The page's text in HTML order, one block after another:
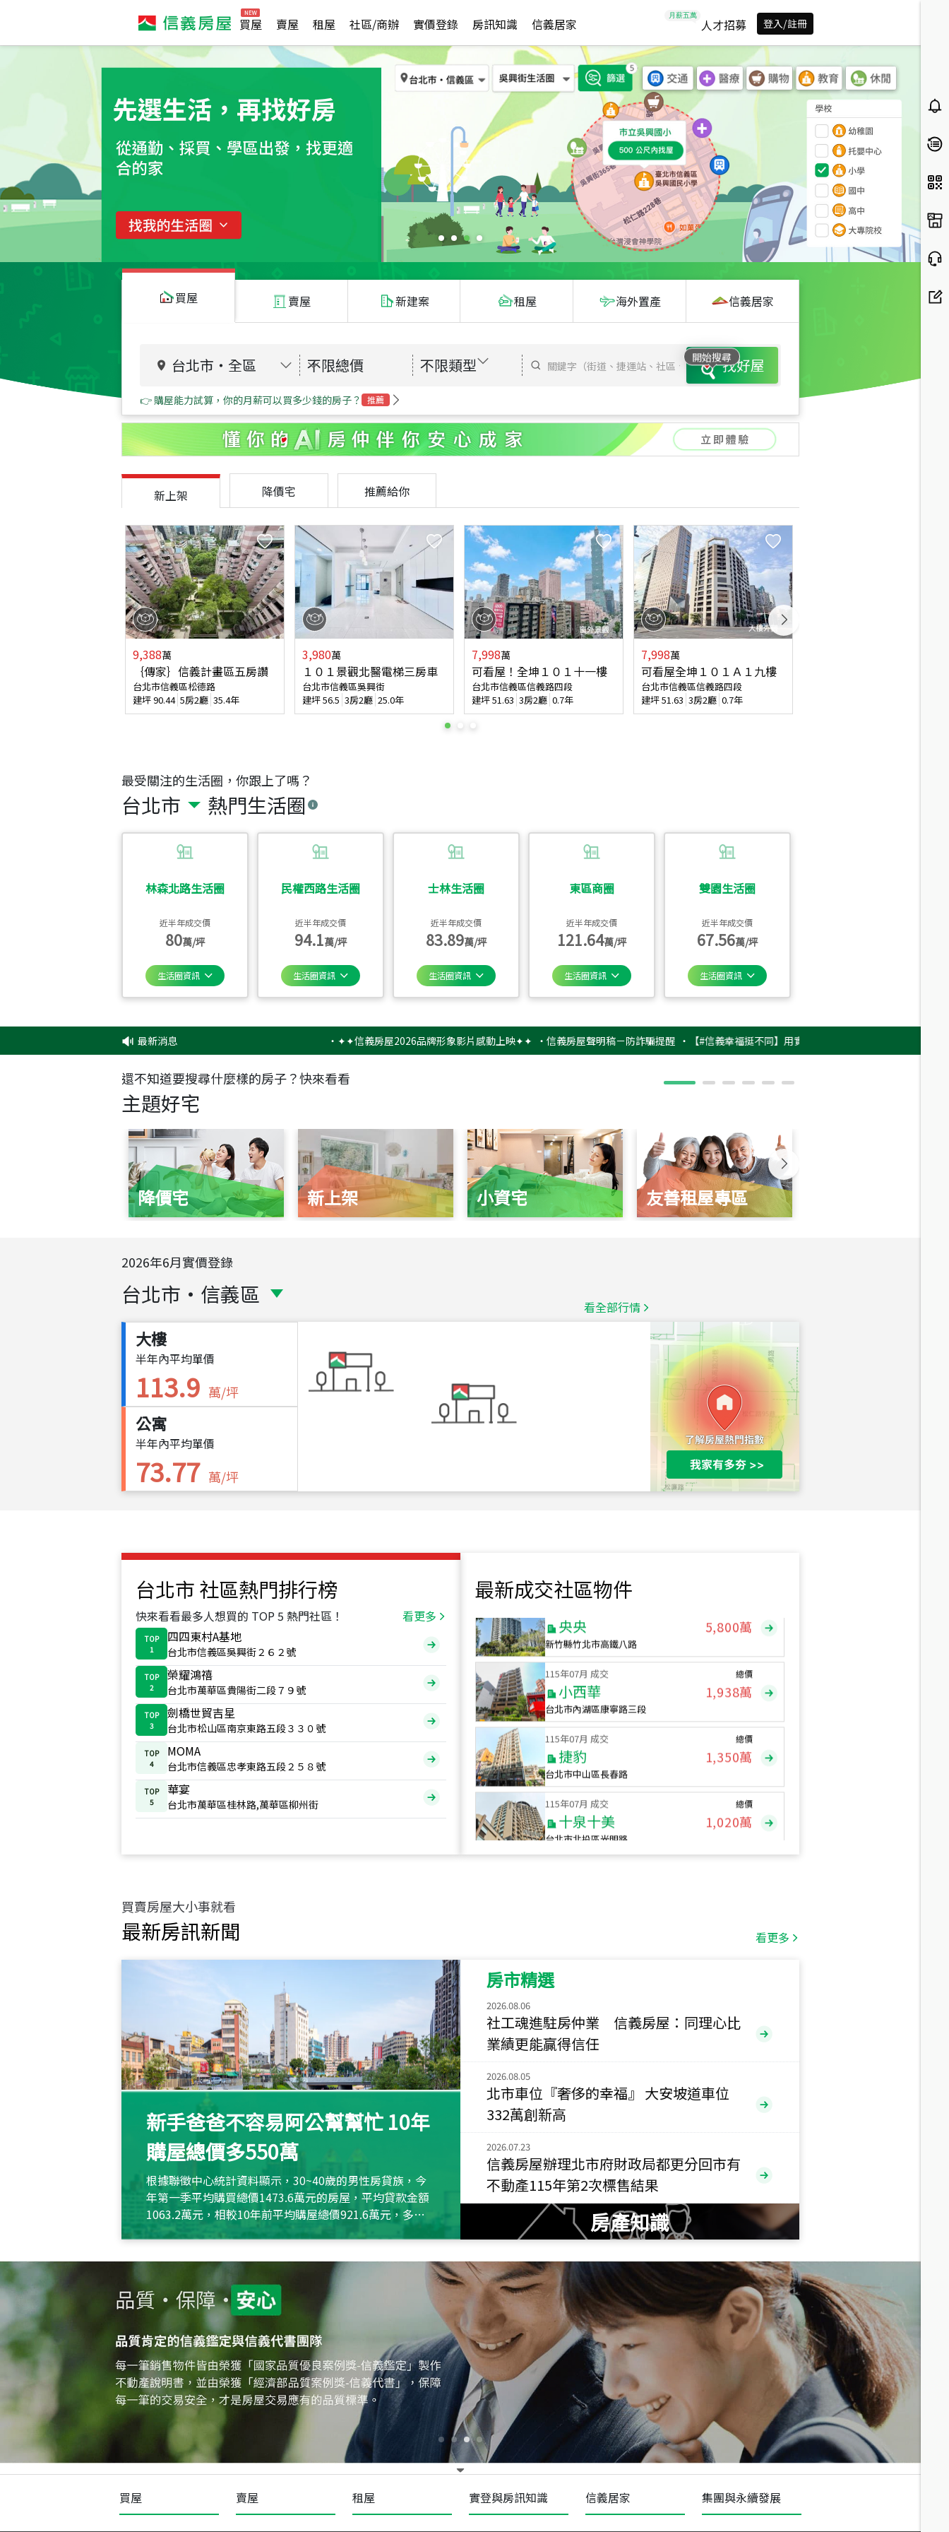
買屋 賣屋 租屋 社區/商辦 實價登錄 房訊知識 信義居家 人才招募 登入/註冊
買屋 賣屋 新建案 租屋 海外置產 信義居家
台北市 ・ 全區 不限總價 不限類型 開始搜尋找好屋
👉 購屋能力試算，你的月薪可以買多少錢的房子？ 推薦
最受關注的生活圈，你跟上了嗎？
台北市 熱門生活圈
林森北路生活圈
近半年成交價
80萬/坪
生活圈資訊
民權西路生活圈
近半年成交價
94.1萬/坪
生活圈資訊
士林生活圈
近半年成交價
83.89萬/坪
生活圈資訊
東區商圈
近半年成交價
121.64萬/坪
生活圈資訊
雙園生活圈
近半年成交價
67.56萬/坪
生活圈資訊
新上架 降價宅 推薦給你
9,388萬
｛傳家｝信義計畫區五房讚
台北市信義區松德路
建坪90.44 5房2廳 35.4年
3,980萬
１０１景觀北醫電梯三房車
台北市信義區吳興街
建坪56.5 3房2廳 25.0年
7,998萬
可看屋！全坤１０１十一樓
台北市信義區信義路四段
建坪51.63 3房2廳 0.7年
7,998萬
可看屋全坤１０１Ａ１九樓
台北市信義區信義路四段
建坪51.63 3房2廳 0.7年
最新消息 ✦✦信義房屋2026品牌形象影片感動上映✦✦ ‧信義房屋聲明稿－防詐騙提醒 ‧【#信義幸福挺不同】用實力，讓升職免抽號碼牌！最新雇主品牌
還不知道要搜尋什麼樣的房子？快來看看
主題好宅
降價宅 新上架 小資宅 友善租屋專區
2026年6月實價登錄
台北市 ・ 信義區 看全部行情
大樓
半年內平均單價
113.9 萬/坪
公寓
半年內平均單價
73.77 萬/坪
台北市 社區熱門排行榜
快來看看最多人想買的 TOP 5 熱門社區！ 看更多
TOP
1
四四東村A基地
台北市信義區吳興街２６２號
TOP
2
榮耀鴻禧
台北市萬華區貴陽街二段７９號
TOP
3
劍橋世貿吉星
台北市松山區南京東路五段３３０號
TOP
4
MOMA
台北市信義區忠孝東路五段２５８號
TOP
5
華宴
台北市萬華區桂林路,萬華區柳州街
最新成交社區物件
台北市中山區長春路
1,020萬
總價
490萬
總價
1,808萬
115年07月 成交
新竹縣竹北市高鐵八路
小西華
台北市內湖區康寧路三段
1,938萬
捷豹
台北市中山區長春路
1,350萬
十泉十美
台北市北投區光明路
1,020萬
115年07月 成交 總價
115
新北市永和區環河西路二段
115年07月 成交
央央 5,800萬
115年
小西華 1,938萬
115年07月 成交
捷豹
台北市中山區長春路
115年07月 成交
十泉十美
台北市北投區光明路
總價
1,020萬
年 07 月 成交
四維天廈
新竹市新竹市四維路
總價
490萬
115 月 成交
菁英典藏
新竹市新竹市慈祥路
買賣房屋大小事就看
最新房訊新聞 看更多
新手爸爸不容易阿公幫幫忙 10年
購屋總價多550萬
根據聯徵中心統計資料顯示，30~40歲的男性房貸族，今
年第一季平均購買總價1473.6萬元的房屋，平均貸款金額
1063.2萬元，相較10年前平均購屋總價921.6萬元，多出
約550萬元，且貸款金額也多
房市精選
2026.08.06
社工魂進駐房仲業 信義房屋：同理心比
業績更能贏得信任
2026.08.05
北市車位『奢侈的幸福』 大安坡道車位
332萬創新高
2026.07.23
信義房屋辦理北市府財政局都更分回市有
不動產115年第2次標售結果
房產知識
買屋 賣屋 租屋 實登與房訊知識 信義居家 集團與永續發展